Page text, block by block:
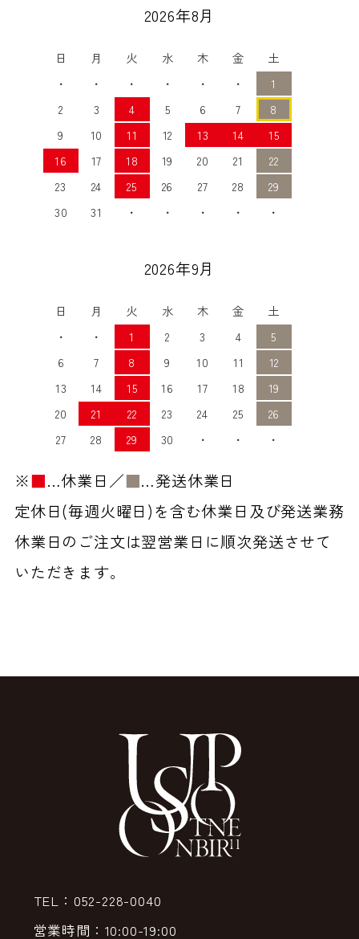
2026年8月
日 月 火 水 木 金
土
・
・ ・ ・ ・ ・
1
2
3 4 5 6 7
8
9
10 11 12 13 14
15
16
17 18 19 20 21
22
23
24 25 26 27 28
29
30
31 ・ ・ ・ ・ ・
2026年9月
日 月 火 水 木 金
土
・
・ 1 2 3 4
5
6
7 8 9 10 11
12
13
14 15 16 17 18
19
20
21 22 23 24 25
26
27
28 29 30 ・ ・ ・
※■…休業日／■…発送休業日
定休日(毎週火曜日)を含む休業日及び発送業務
休業日のご注文は翌営業日に順次発送させて
いただきます。
TEL：052-228-0040
営業時間：10:00-19:00